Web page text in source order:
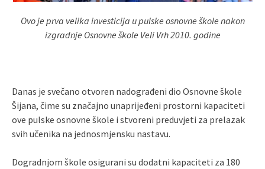
Ovo je prva velika investicija u pulske osnovne škole nakon
izgradnje Osnovne škole Veli Vrh 2010. godine
Danas je svečano otvoren nadograđeni dio Osnovne škole
Šijana, čime su značajno unaprijeđeni prostorni kapaciteti
ove pulske osnovne škole i stvoreni preduvjeti za prelazak
svih učenika na jednosmjensku nastavu.
Dogradnjom škole osigurani su dodatni kapaciteti za 180